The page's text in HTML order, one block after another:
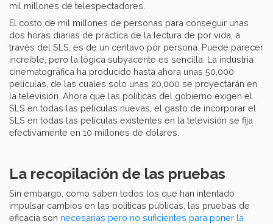
mil millones de telespectadores.
El costo de mil millones de personas para conseguir unas
dos horas diarias de práctica de la lectura de por vida, a
través del SLS, es de un centavo por persona. Puede parecer
increíble, pero la lógica subyacente es sencilla. La industria
cinematográfica ha producido hasta ahora unas 50,000
películas, de las cuales solo unas 20,000 se proyectarán en
la televisión. Ahora que las políticas del gobierno exigen el
SLS en todas las películas nuevas, el gasto de incorporar el
SLS en todas las películas existentes en la televisión se fija
efectivamente en 10 millones de dólares.
La recopilación de las pruebas
Sin embargo, como saben todos los que han intentado
impulsar cambios en las políticas públicas, las pruebas de
eficacia son necesarias pero no suficientes para poner la